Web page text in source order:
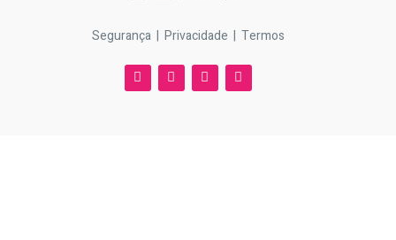
Segurança | Privacidade | Termos